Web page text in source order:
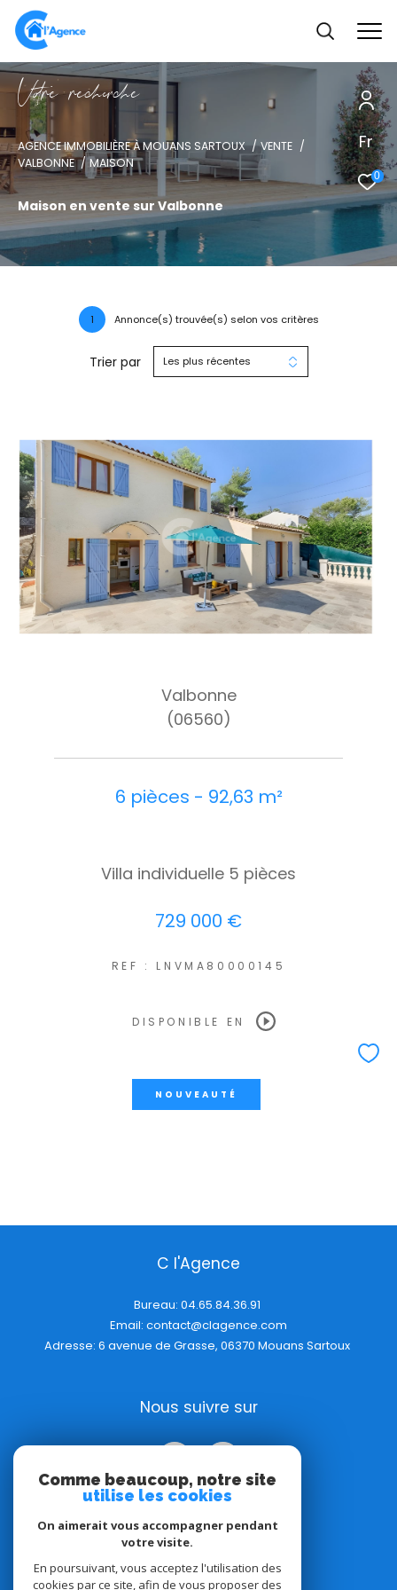
Fr
0
Vore recece
AGENCE IMMOBILIÈRE À MOUANS SARTOUX
VENTE
VALBONNE
MAISON
Maison en vente sur Valbonne
1 Annonce(s) trouvée(s) selon vos critères
Trier par Les plus récentes
Valbonne
(06560)
6 pièces - 92,63 m²
Villa individuelle 5 pièces
729 000 €
REF : LNVMA80000145
DISPONIBLE EN
NOUVEAUTÉ
C l'Agence
Bureau: 04.65.84.36.91
Email: contact@clagence.com
Adresse: 6 avenue de Grasse, 06370 Mouans Sartoux
Nous suivre sur
Comme beaucoup, notre site
utilise les cookies
On aimerait vous accompagner pendant
votre visite.
En poursuivant, vous acceptez l'utilisation des
cookies par ce site, afin de vous proposer des